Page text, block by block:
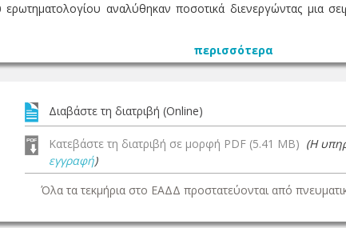
αναλύθηκαν ποσοτικά διενεργώντας μια
περισσότερα
Διαβάστε τη διατριβή (Online)
Κατεβάστε τη διατριβή σε μορφή PDF (5.41 MB) (Η
εγγραφή)
Όλα τα τεκμήρια στο ΕΑΔΔ προστατεύονται από